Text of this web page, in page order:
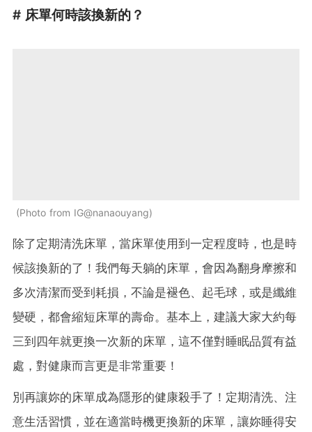
# 床單何時該換新的？
Photo from IG@nanaouyang
除了定期清洗床單，當床單使用到一定程度時，也是時
候該換新的了！我們每天躺的床單，會因為翻身摩擦和
多次清潔而受到耗損，不論是褪色、起毛球，或是纖維
變硬，都會縮短床單的壽命。基本上，建議大家大約每
三到四年就更換一次新的床單，這不僅對睡眠品質有益
處，對健康而言更是非常重要！
別再讓妳的床單成為隱形的健康殺手了！定期清洗、注
意生活習慣，並在適當時機更換新的床單，讓妳睡得安